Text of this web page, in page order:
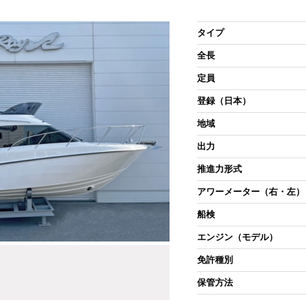
タイプ
全長
定員
登録（日本）
地域
出力
推進力形式
アワーメーター（右・左）
船検
エンジン（モデル）
免許種別
保管方法